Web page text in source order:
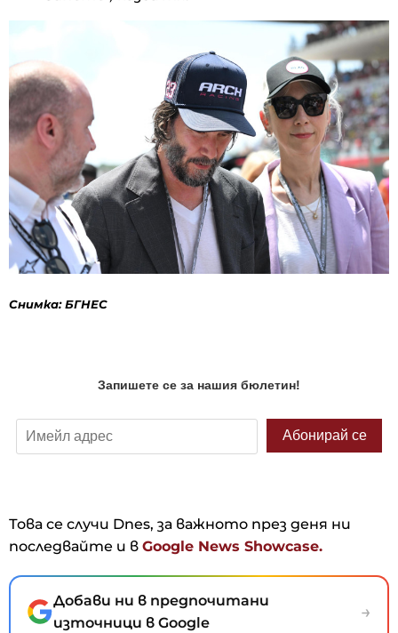
Снимка: БГНЕС
Това се случи Dnes, за важното през деня ни
последвайте и в Google News Showcase.
Добави ни в предпочитани
източници в Google
→